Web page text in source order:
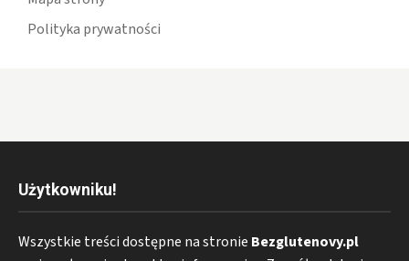
Polityka prywatności
Użytkowniku!
Wszystkie treści dostępne na stronie Bezglutenovy.pl